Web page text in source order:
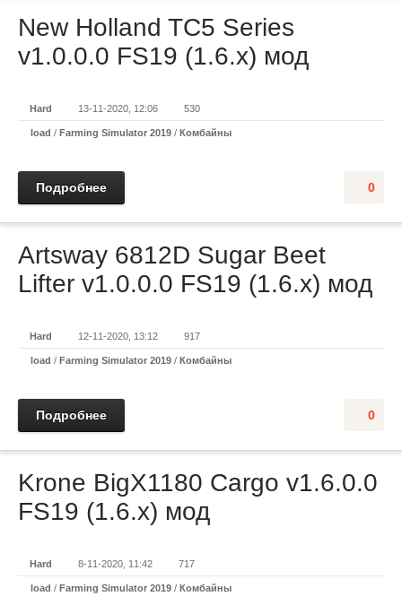
New Holland TC5 Series
v1.0.0.0 FS19 (1.6.x) мод
Hard 13-11-2020, 12:06 530
load / Farming Simulator 2019 / Комбайны
0
Подробнее
Artsway 6812D Sugar Beet
Lifter v1.0.0.0 FS19 (1.6.x) мод
Hard 12-11-2020, 13:12 917
load / Farming Simulator 2019 / Комбайны
0
Подробнее
Krone BigX1180 Cargo v1.6.0.0
FS19 (1.6.x) мод
Hard 8-11-2020, 11:42 717
load / Farming Simulator 2019 / Комбайны